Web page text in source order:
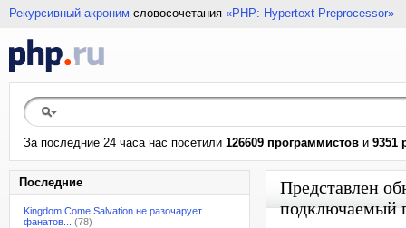
Рекурсивный акроним словосочетания «PHP: Hypertext Preprocessor»
За последние 24 часа нас посетили 126609 программистов и 9351
Последние
Kingdom Come Salvation не разочарует
фанатов...
(78)
Представлен
подключаемый